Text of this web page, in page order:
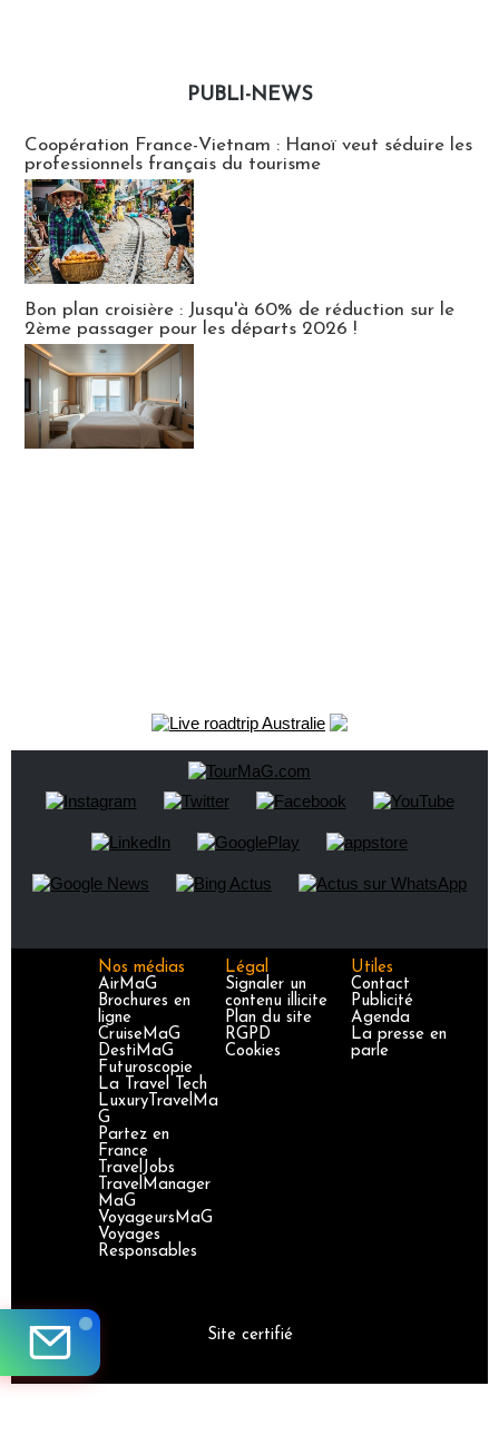
PUBLI-NEWS
Coopération France-Vietnam : Hanoï veut séduire les
professionnels français du tourisme
Bon plan croisière : Jusqu'à 60% de réduction sur le
2ème passager pour les départs 2026 !
Nos médias
AirMaG
Brochures en
ligne
CruiseMaG
DestiMaG
Futuroscopie
La Travel Tech
LuxuryTravelMa
G
Partez en
France
TravelJobs
TravelManager
MaG
VoyageursMaG
Voyages
Responsables
Légal
Signaler un
contenu illicite
Plan du site
RGPD
Cookies
Utiles
Contact
Publicité
Agenda
La presse en
parle
Site certifié